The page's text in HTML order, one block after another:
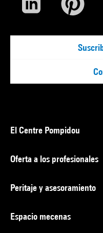
El Centre Pompidou
Oferta a los profesionales
Peritaje y asesoramiento
Espacio mecenas